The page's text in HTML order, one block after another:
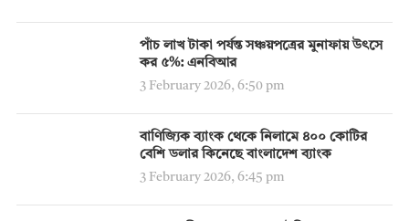
পাঁচ লাখ টাকা পর্যন্ত সঞ্চয়পত্রের মুনাফায় উৎসে
কর ৫%: এনবিআর
3 February 2026, 6:50 pm
বাণিজ্যিক ব্যাংক থেকে নিলামে ৪০০ কোটির
বেশি ডলার কিনেছে বাংলাদেশ ব্যাংক
3 February 2026, 6:45 pm